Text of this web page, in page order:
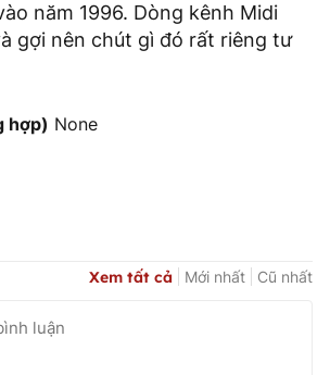
năm 1996. Dòng kênh Midi
gợi nên chút gì đó rất riêng tư
hợp) None
Xem tất cả Mới nhất Cũ nhất